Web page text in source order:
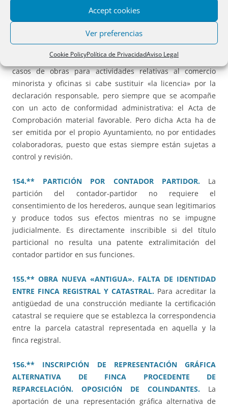
Accept cookies
Ver preferencias
Cookie PolicyPolítica de PrivacidadAviso Legal
SUSTITUIR LA LICENCIA POR DECLARACION
RESPONSABLE.Para inscribir las obras es necesaria la
licencia de obras y la de actividad. Esta última puede ser
sustituida por una declaración responsable si así lo
establece la legislación autonómica. Para Madrid, en los
casos de obras para actividades relativas al comercio
minorista y oficinas si cabe sustituir «la licencia» por la
declaración responsable, pero siempre que se acompañe
con un acto de conformidad administrativa: el Acta de
Comprobación material favorable. Pero dicha Acta ha de
ser emitida por el propio Ayuntamiento, no por entidades
colaboradoras, puesto que estas siempre están sujetas a
control y revisión.
154.** PARTICIÓN POR CONTADOR PARTIDOR.La
partición del contador-partidor no requiere el
consentimiento de los herederos, aunque sean legitimarios
y produce todos sus efectos mientras no se impugne
judicialmente. Es directamente inscribible si del título
particional no resulta una patente extralimitación del
contador partidor en sus funciones.
155.** OBRA NUEVA «ANTIGUA». FALTA DE IDENTIDAD
ENTRE FINCA REGISTRAL Y CATASTRAL. Para acreditar la
antigüedad de una construcción mediante la certificación
catastral se requiere que se establezca la correspondencia
entre la parcela catastral representada en aquella y la
finca registral.
156.** INSCRIPCIÓN DE REPRESENTACIÓN GRÁFICA
ALTERNATIVA DE FINCA PROCEDENTE DE
REPARCELACIÓN. OPOSICIÓN DE COLINDANTES. La
aportación de una representación gráfica alternativa de